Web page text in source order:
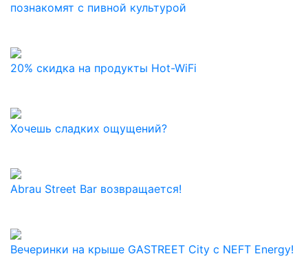
познакомят с пивной культурой
20% скидка на продукты Hot-WiFi
Хочешь сладких ощущений?
Abrau Street Bar возвращается!
Вечеринки на крыше GASTREET City с NEFT Energy!